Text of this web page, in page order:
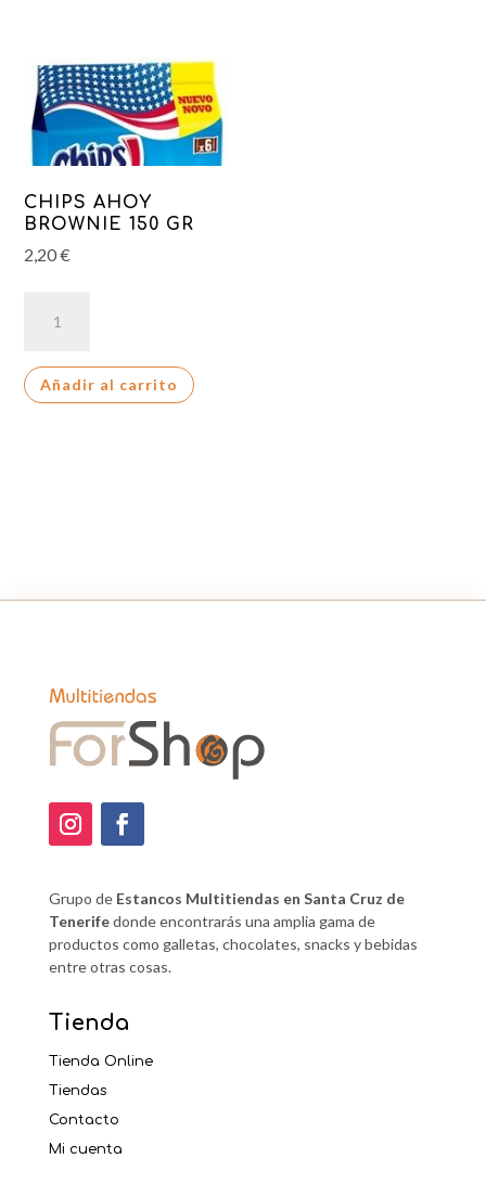
CHIPS AHOY
BROWNIE 150 GR
2,20€
AHOY
150Añadir al carrito
Grupo de Estancos Multitiendas en Santa Cruz de
Tenerifedonde encontrarás una amplia gama de
productos como galletas, chocolates, snacks y bebidas
entre otras cosas.
Tienda
Tienda Online
Tiendas
Contacto
Mi cuenta